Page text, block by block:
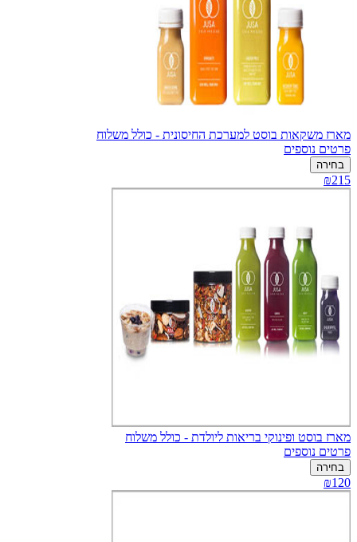
מארז משקאות בוסט למערכת החיסונית - כולל משלוח
פרטים נוספים
בחירה
₪215
מארז בוסט ופינוקי בריאות ליולדת - כולל משלוח
פרטים נוספים
בחירה
₪120